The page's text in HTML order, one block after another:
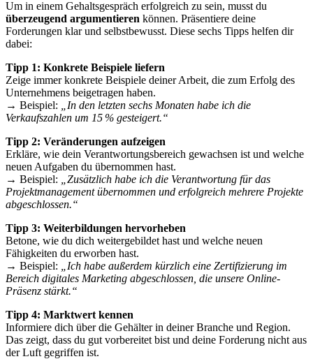
Um in einem Gehaltsgespräch erfolgreich zu sein, musst du
überzeugend argumentieren können. Präsentiere deine
Forderungen klar und selbstbewusst. Diese sechs Tipps helfen dir
dabei:
Tipp 1: Konkrete Beispiele liefern
Zeige immer konkrete Beispiele deiner Arbeit, die zum Erfolg des
Unternehmens beigetragen haben.
→ Beispiel: „In den letzten sechs Monaten habe ich die
Verkaufszahlen um 15 % gesteigert.“
Tipp 2: Veränderungen aufzeigen
Erkläre, wie dein Verantwortungsbereich gewachsen ist und welche
neuen Aufgaben du übernommen hast.
→ Beispiel:
„Zusätzlich habe ich die Verantwortung für das
Projektmanagement übernommen und erfolgreich mehrere Projekte
abgeschlossen.“
Tipp 3: Weiterbildungen hervorheben
Betone, wie du dich weitergebildet hast und welche neuen
Fähigkeiten du erworben hast.
→ Beispiel:
„Ich habe außerdem kürzlich eine Zertifizierung im
Bereich digitales Marketing abgeschlossen, die unsere Online-
Präsenz stärkt.“
Tipp 4: Marktwert kennen
Informiere dich über die Gehälter in deiner Branche und Region.
Das zeigt, dass du gut vorbereitet bist und deine Forderung nicht aus
der Luft gegriffen ist.